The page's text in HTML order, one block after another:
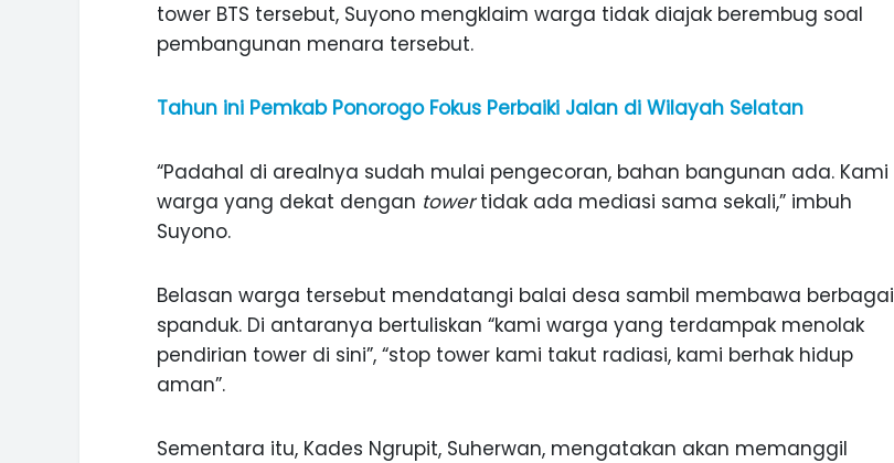
tower BTS tersebut, Suyono mengklaim warga tidak diajak berembug soal
pembangunan menara tersebut.
Tahun ini Pemkab Ponorogo Fokus Perbaiki Jalan di Wilayah Selatan
“Padahal di arealnya sudah mulai pengecoran, bahan bangunan ada. Kami
warga yang dekat dengan towertidak ada mediasi sama sekali,” imbuh
Suyono.
Belasan warga tersebut mendatangi balai desa sambil membawa berbagai
spanduk. Di antaranya bertuliskan “kami warga yang terdampak menolak
pendirian tower di sini”, “stop tower kami takut radiasi, kami berhak hidup
aman”.
Sementara itu, Kades Ngrupit, Suherwan, mengatakan akan memanggil